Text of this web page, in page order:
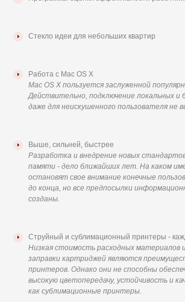
Стекло идеи для небольших квартир
Работа с Mac OS X
Mac OS X пользуется заслуженной
Действительно, подключение локальных и
даже для неискушенного пользователя не
Выше, сильней, быстрее
Разработка и внедрение новых
памяти - дело ближайших лет. На каком
остановят свое внимание конечные
до конца, но все предпосылки
созданы.
Струйный и сублимационный принтеры -
Низкая стоимость расходных материалов
заправки картриджей являются
принтеров. Однако они не способны
высокую цветопередачу, устойчивость и
как сублимационные принтеры.